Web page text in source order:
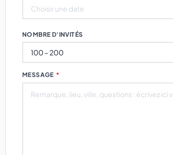
NOMBRE D'INVITÉS
MESSAGE *